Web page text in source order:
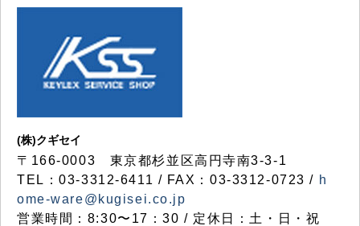
(株)クギセイ
〒166-0003 東京都杉並区高円寺南3-3-1
TEL：03-3312-6411 / FAX：03-3312-0723 / h
ome-ware@kugisei.co.jp
営業時間：8:30〜17：30 / 定休日：土・日・祝